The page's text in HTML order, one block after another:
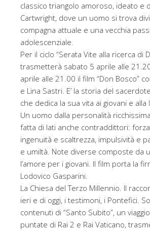
classico triangolo amoroso, ideato e
Cartwright, dove un uomo si trova
compagna attuale e una vecchia
adolescenziale.
Per il ciclo “Serata Vite alla ricerca di
trasmetterà sabato 5 aprile alle
aprile alle 21.00 il film “Don Bosco”
e Lina Sastri. E’ la storia del
che dedica la sua vita ai giovani e
Un uomo dalla personalità
fatta di lati anche contraddittori:
ingenuità e scaltrezza, impulsività e
e umiltà. Note diverse composte da
l’amore per i giovani. Il film porta la
Lodovico Gasparini.
La Chiesa del Terzo Millennio. Il
ieri e di oggi, i testimoni, i Pontefici.
contenuti di “Santo Subito”, un
puntate di Rai 2 e Rai Vaticano,